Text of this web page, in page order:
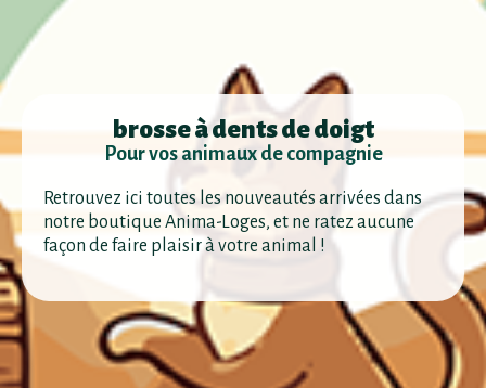
brosse à dents de doigt
Pour vos animaux de compagnie
Retrouvez ici toutes les nouveautés arrivées dans
notre boutique Anima-Loges, et ne ratez aucune
façon de faire plaisir à votre animal !